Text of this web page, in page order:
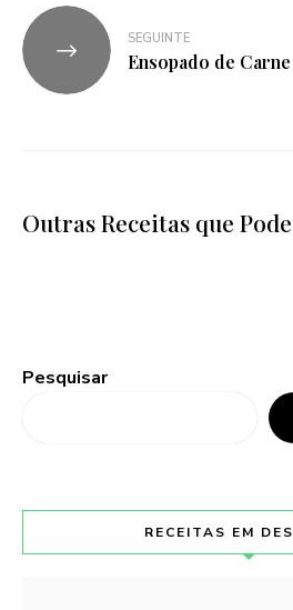
SEGUINTE
Ensopado de Carne
Outras Receitas que
Pesquisar
RECEITAS EM